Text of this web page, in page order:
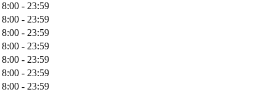
8:00 - 23:59
8:00 - 23:59
8:00 - 23:59
8:00 - 23:59
8:00 - 23:59
8:00 - 23:59
8:00 - 23:59